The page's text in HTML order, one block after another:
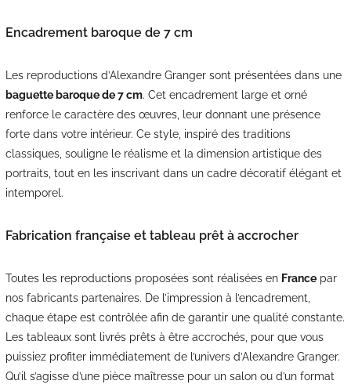
Encadrement baroque de 7 cm
Les reproductions d’Alexandre Granger sont présentées dans une
baguette baroque de 7 cm. Cet encadrement large et orné
renforce le caractère des œuvres, leur donnant une présence
forte dans votre intérieur. Ce style, inspiré des traditions
classiques, souligne le réalisme et la dimension artistique des
portraits, tout en les inscrivant dans un cadre décoratif élégant et
intemporel.
Fabrication française et tableau prêt à accrocher
Toutes les reproductions proposées sont réalisées en Francepar
nos fabricants partenaires. De l’impression à l’encadrement,
chaque étape est contrôlée afin de garantir une qualité constante.
Les tableaux sont livrés prêts à être accrochés, pour que vous
puissiez profiter immédiatement de l’univers d’Alexandre Granger.
Qu’il s’agisse d’une pièce maîtresse pour un salon ou d’un format